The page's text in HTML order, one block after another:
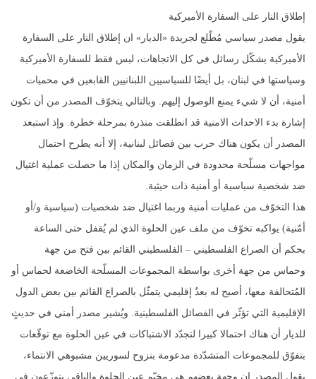
إطلاق النار على السفارة الأميركية
يقول مصدر سياسي مُطّلع لجريدة «الديار» ان إطلاق النار على السفارة
الأميركية يشكّل رسائل في كل الاتجاهات، ليس فقط للسفارة الأميركية
وسياستها في لبنان، بل أيضًا للسياسيين اللبنانيين القابعين في محميات
أمنية، أن لا شيء يمنع الوصول إليهم. وبالتالي يتخوّف المصدر من أن تكون
إشارة بدء الاحداث الامنية قد انطلقت منذرة بمرحلة خطرة. وإذ استبعد
المصدر أن يكون هناك حرب بين فصائل لبنانية، إلا أنه يطرح احتمال
مواجهات مسلّحة محدودة في الزمان والمكان إذا ما حصلت عملية اغتيال
ضد شخصية سياسية أو أمنية ذات حيثية.
هذا التخوّف من عمليات أمنية وربما اغتيال ضد شخصيات (سياسية و/أو
أمّنية) يواكبه تخوّف من ملف عين الحلوة الذي لم يُقفل حتى الساعة
بحكم أن الصراع الفلسطيني – الفلسطيني القائم بين فتح من جهة
وحماس من جهة أخرى بواسطة المجموعات المسلّحة الخاضعة لحماس أو
المُتحالفة معها، أصبح له بعدٌ إقليمي يتمثّل بالصراع القائم بين بعض الدول
الإقليمية التي تؤثّر في الفصائل الفلسطينية. ويُشير مصدر أمني في حديثٍ
للديار أن هناك احتمالا كبيرا لتجدّد الاشتباكات في عين الحلوة مع توقّعات
بتفوّق للمجموعات المتشدّدة مدعومة بنزوح لسوريين مشبوهي الانتماء،
يقول المصدر ان وجهة بعضهم هي مخيّم عين الحلوة والباقي يتوزّعون في